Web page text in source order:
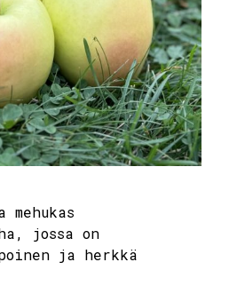
jossa on
ja herkkä